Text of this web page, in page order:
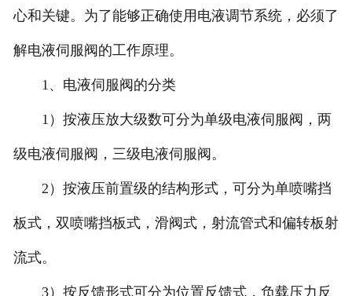
- 北京EMG伺服阀
- 北京MTS伺服阀
北京穆格伺服维修
心和关键。为了能够正确使用电液调节系统，必须了
解电液伺服阀的工作原理。
1、电液伺服阀的分类
1）按液压放大级数可分为单级电液伺服阀，两
级电液伺服阀，三级电液伺服阀。
2）按液压前置级的结构形式，可分为单喷嘴挡
板式，双喷嘴挡板式，滑阀式，射流管式和偏转板射
流式。
3）按反馈形式可分为位置反馈式，负载压力反